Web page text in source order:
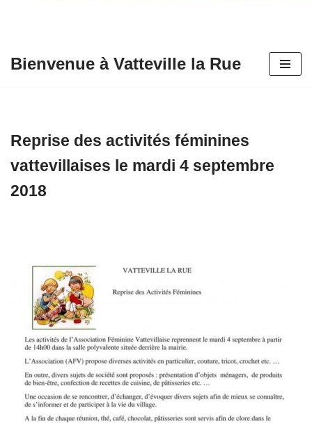
Bienvenue à Vatteville la Rue
Reprise des activités féminines
vattevillaises le mardi 4 septembre
2018